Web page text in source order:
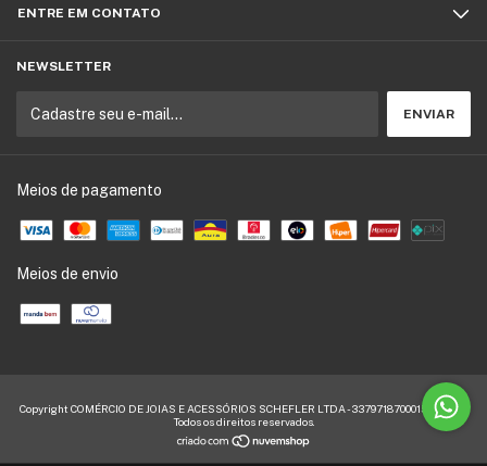
ENTRE EM CONTATO
NEWSLETTER
Meios de pagamento
Meios de envio
Copyright COMÉRCIO DE JOIAS E ACESSÓRIOS SCHEFLER LTDA - 33797187000155 - 2026.
Todos os direitos reservados.